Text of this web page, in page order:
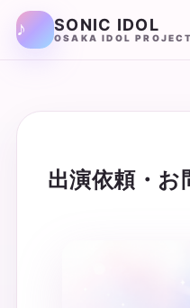
SONIC IDOL
OSAKA IDOL PROJECT
出演依頼・お